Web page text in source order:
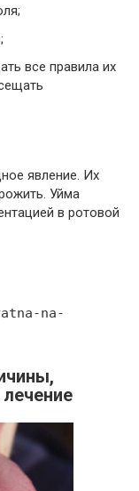
все правила их
явление. Их
Уйма
в ротовой
na-